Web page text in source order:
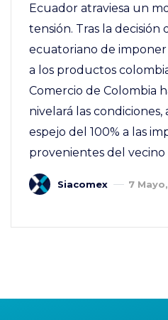
Ecuador atraviesa un
tensión. Tras la decisión
ecuatoriano de
a los productos
Comercio de Colombia
nivelará las
espejo del 100% a las
provenientes del vecino
Siacomex 7